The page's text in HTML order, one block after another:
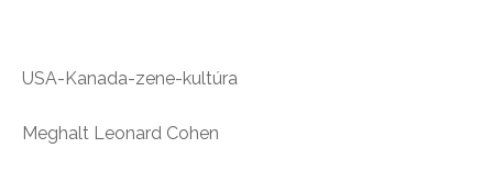
USA-Kanada-zene-kultúra
Meghalt Leonard Cohen